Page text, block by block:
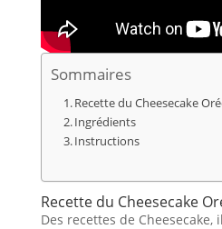
Sommaires
Recette du Cheesecake
Ingrédients
Instructions
Recette du Cheesecake
Des recettes de